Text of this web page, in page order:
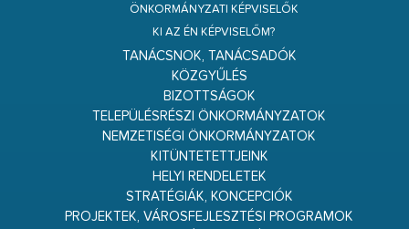
ÖNKORMÁNYZATI KÉPVISELŐK
KI AZ ÉN KÉPVISELŐM?
TANÁCSNOK, TANÁCSADÓK
KÖZGYŰLÉS
BIZOTTSÁGOK
TELEPÜLÉSRÉSZI ÖNKORMÁNYZATOK
NEMZETISÉGI ÖNKORMÁNYZATOK
KITÜNTETETTJEINK
HELYI RENDELETEK
STRATÉGIÁK, KONCEPCIÓK
PROJEKTEK, VÁROSFEJLESZTÉSI PROGRAMOK